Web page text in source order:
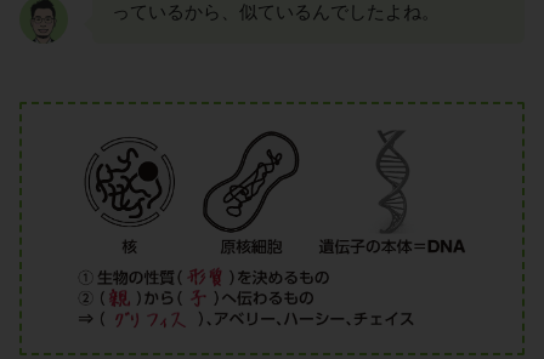
っているから、似ているんでしたよね。